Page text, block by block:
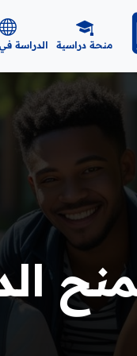
منحة دراسية الدراسة